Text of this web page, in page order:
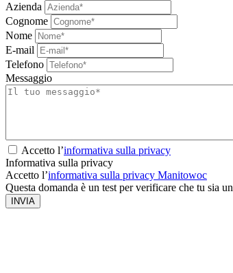
Azienda
Cognome
Nome
E-mail
Telefono
Messaggio
Accetto l’informativa sulla privacy
Informativa sulla privacy
Accetto l’informativa sulla privacy Manitowoc
Questa domanda è un test per verificare che tu sia